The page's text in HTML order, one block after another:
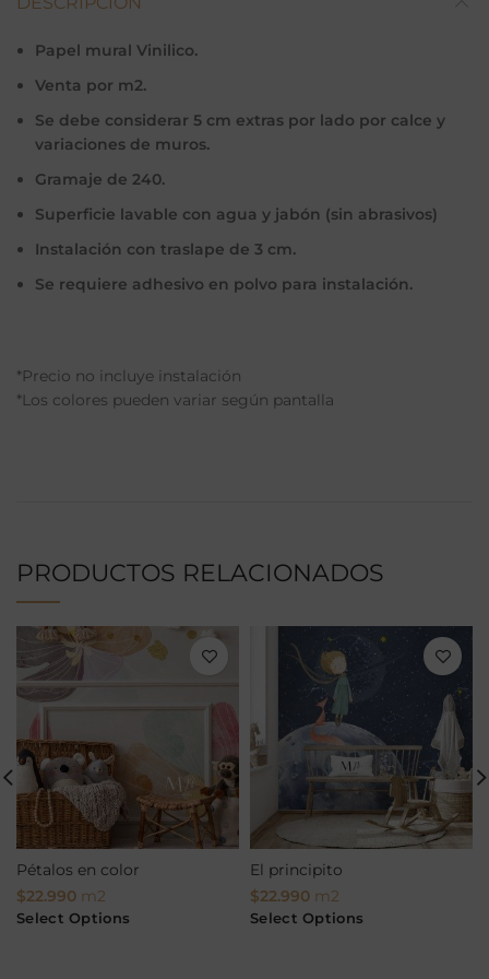
Papel mural Vinilico.
Venta por m2.
Se debe considerar 5 cm extras por lado por calce y
variaciones de muros.
Gramaje de 240.
Superficie lavable con agua y jabón (sin abrasivos)
Instalación con traslape de 3 cm.
Se requiere adhesivo en polvo para instalación.
*Precio no incluye instalación
*Los colores pueden variar según pantalla
PRODUCTOS RELACIONADOS
Pétalos en color
$22.990 m2
Select Options
El principito
$22.990 m2
Select Options